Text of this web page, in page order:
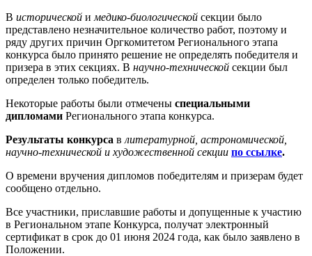
В исторической и медико-биологической секции было
представлено незначительное количество работ, поэтому и
ряду других причин Оргкомитетом Регионального этапа
конкурса было принято решение не определять победителя и
призера в этих секциях. В научно-технической секции был
определен только победитель.
Некоторые работы были отмечены специальными
дипломами Регионального этапа конкурса.
Результаты конкурса в литературной, астрономической,
научно-технической и художественной секции по ссылке.
О времени вручения дипломов победителям и призерам будет
сообщено отдельно.
Все участники, приславшие работы и допущенные к участию
в Региональном этапе Конкурса, получат электронный
сертификат в срок до 01 июня 2024 года, как было заявлено в
Положении.